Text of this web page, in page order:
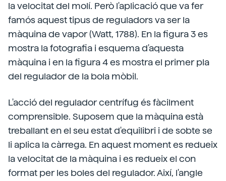
la velocitat del molí. Però l'aplicació que va fer
famós aquest tipus de reguladors va ser la
màquina de vapor (Watt, 1788). En la figura 3 es
mostra la fotografia i esquema d'aquesta
màquina i en la figura 4 es mostra el primer pla
del regulador de la bola mòbil.
L'acció del regulador centrífug és fàcilment
comprensible. Suposem que la màquina està
treballant en el seu estat d'equilibri i de sobte se
li aplica la càrrega. En aquest moment es redueix
la velocitat de la màquina i es redueix el con
format per les boles del regulador. Així, l'angle